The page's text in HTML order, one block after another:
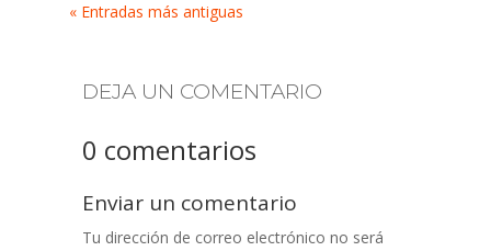
« Entradas más antiguas
DEJA UN COMENTARIO
0 comentarios
Enviar un comentario
Tu dirección de correo electrónico no será